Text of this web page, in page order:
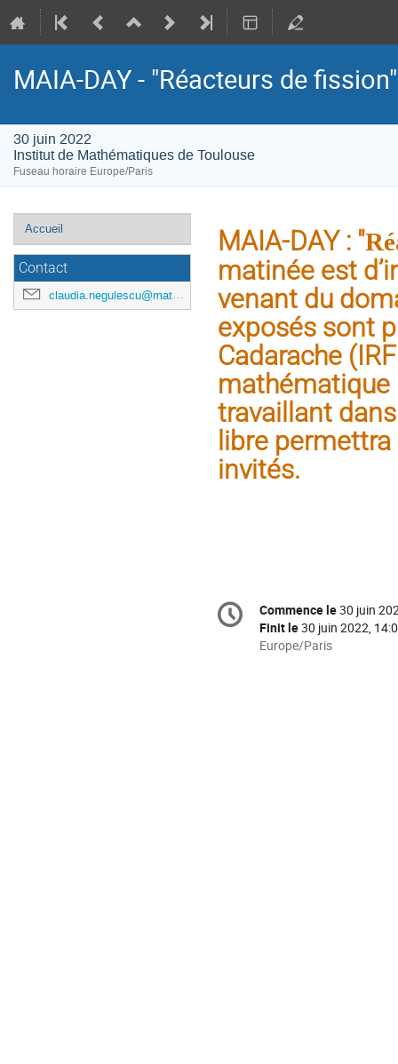
MAIA-DAY - "Réacteurs de fission"
30 juin 2022
Institut de Mathématiques de Toulouse
Fuseau horaire Europe/Paris
Menu
de
l'événement
Accueil
Contact
claudia.negulescu@math.univ-toulouse.fr
MAIA-DAY : "
matinée est
venant du
exposés sont
Cadarache
mathématique
travaillant
libre
invités.
Information
de
Date/Heure
Commence le30 juin
Finit le30 juin 2022,
Toutes
Europe/Paris